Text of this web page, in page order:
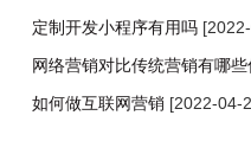
定制开发小程序有用吗
网络营销对比传统营销有哪
如何做互联网营销 [2022-04-